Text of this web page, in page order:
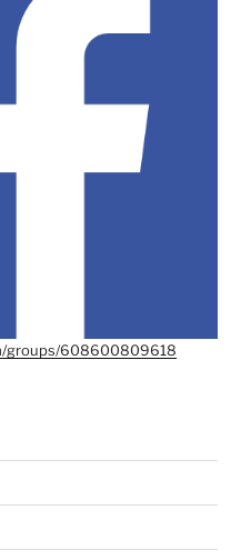
groups/608600809618